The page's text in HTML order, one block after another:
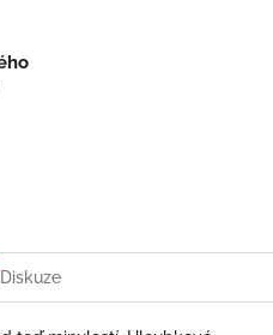
Diskuze